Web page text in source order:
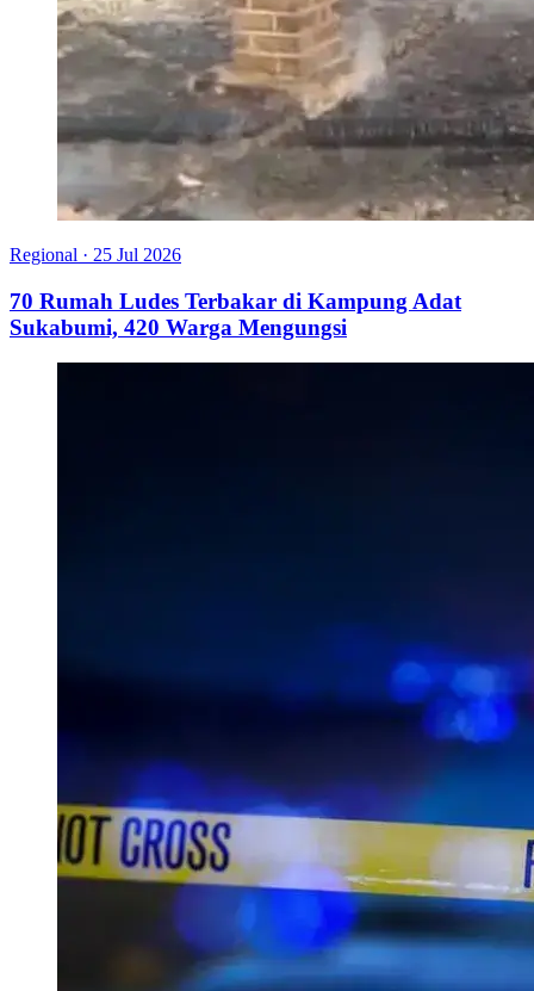
Regional · 25 Jul 2026
70 Rumah Ludes Terbakar di Kampung Adat
Sukabumi, 420 Warga Mengungsi